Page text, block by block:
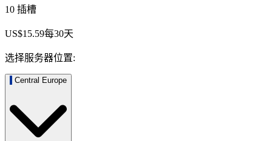
10 插槽
US$15.59每30天
选择服务器位置:
Central Europe